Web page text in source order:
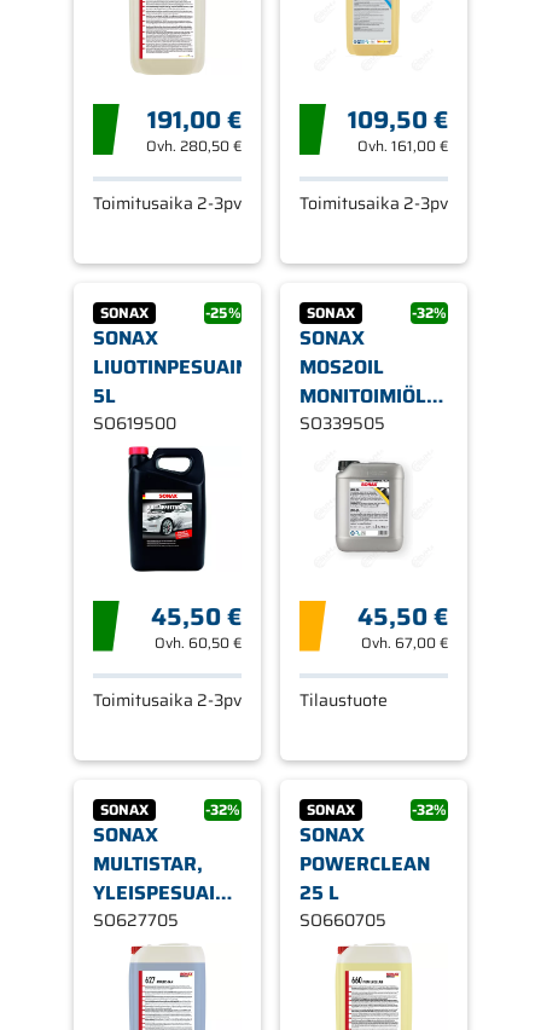
191,00 €
Ovh. 280,50 €
Toimitusaika 2-3pv
109,50 €
Ovh.161,00 €
Toimitusaika 2-3pv
SONAX -25%
SONAX
LIUOTINPESUAINE
5L
SO619500
45,50 €
Ovh. 60,50 €
Toimitusaika 2-3pv
SONAX -32%
SONAX
MOS2OIL
MONITOIMIÖLJY
5L
SO339505
45,50 €
Ovh. 67,00 €
Tilaustuote
SONAX -32%
SONAX
MULTISTAR,
YLEISPESUAINE
25L
SO627705
SONAX -32%
SONAX
POWERCLEAN
25 L
SO660705